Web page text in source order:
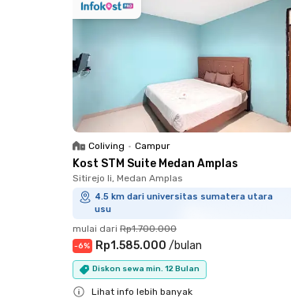
Coliving • Campur
Kost STM Suite Medan Amplas
Sitirejo Ii, Medan Amplas
4.5 km dari universitas sumatera utara
usu
mulai dari Rp1.700.000
-6% Rp1.585.000 /bulan
Diskon sewa min. 12 Bulan
Lihat info lebih banyak